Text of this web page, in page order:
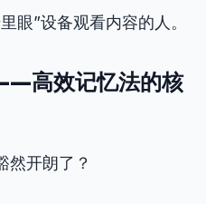
眼”设备观看内容的人。
高效记忆法的核
然开朗了？